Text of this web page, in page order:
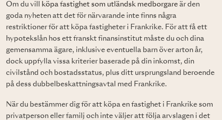
Om du vill köpa fastighet som utländsk medborgare är den
goda nyheten att det för närvarande inte finns några
restriktioner för att köpa fastigheter i Frankrike. För att få ett
hypotekslån hos ett franskt finansinstitut måste du och dina
gemensamma ägare, inklusive eventuella barn över arton år,
dock uppfylla vissa kriterier baserade på din inkomst, din
civilstånd och bostadsstatus, plus ditt ursprungsland beroende
på dess dubbelbeskattningsavtal med Frankrike.
När du bestämmer dig för att köpa en fastighet i Frankrike som
privatperson eller familj och inte väljer att följa arvslagen i det